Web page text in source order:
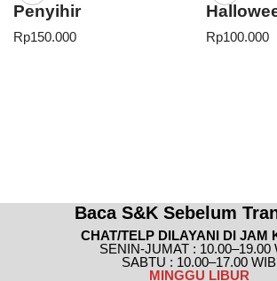
Penyihir
Rp150.000 Rp100.000
Baca S&K Sebelum
CHAT/TELP DILAYANI DI JAM
SENIN-JUMAT : 10.00–19.00
SABTU : 10.00–17.00 WIB
MINGGU LIBUR